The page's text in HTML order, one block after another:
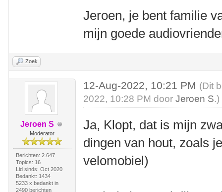
Jeroen, je bent familie
mijn goede
Zoek
Jeroen S
Moderator
Berichten: 2.647
Topics: 16
Lid sinds: Oct 2020
Bedankt: 1434
5233 x bedankt in
2490 berichten
12-Aug-2022, 10:21 PM (Dit
2022, 10:28 PM doorJeroen S.)
Ja, Klopt, dat is mijn
dingen van hout, zoals
velomobiel)